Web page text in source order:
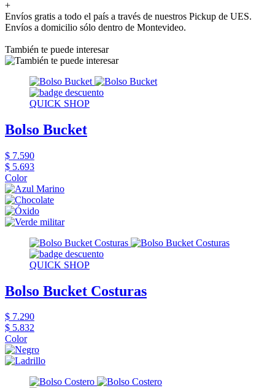
+
Envíos gratis a todo el país a través de nuestros Pickup de UES.
Envíos a domicilio sólo dentro de Montevideo.
También te puede interesar
QUICK SHOP
Bolso Bucket
$ 7.590
$ 5.693
Color
QUICK SHOP
Bolso Bucket Costuras
$ 7.290
$ 5.832
Color